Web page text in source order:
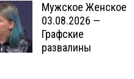
Мужское Женское
03.08.2026 —
Графские
развалины